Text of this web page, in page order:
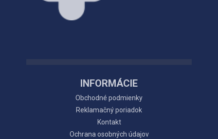
INFORMÁCIE
Obchodné podmienky
Reklamačný poriadok
Kontakt
Ochrana osobných údajov